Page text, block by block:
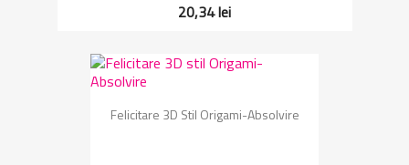
20,34 lei
Felicitare 3D Stil Origami-Absolvire